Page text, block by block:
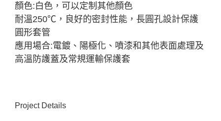
顏色:白色，可以定制其他顏色
耐溫250℃，良好的密封性能，長圓孔設計保護
圓形套管
應用場合:電鍍、陽極化、噴漆和其他表面處理及
高溫防護蓋及常規運輸保護套
Project Details